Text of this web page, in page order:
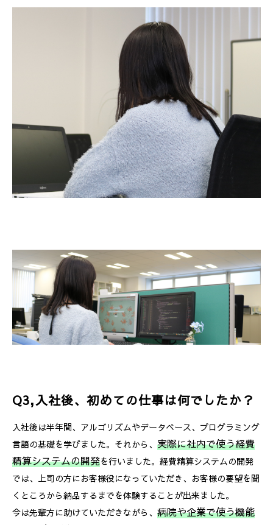
Q3,入社後、初めての仕事は何でしたか？
入社後は半年間、アルゴリズムやデータベース、プログラミング
言語の基礎を学びました。それから、 実際に社内で使う経費
精算システムの開発を行いました。経費精算システムの開発
では、上司の方にお客様役になっていただき、お客様の要望を聞
くところから納品するまでを体験することが出来ました。
今は先輩方に助けていただきながら、 病院や企業で使う機能